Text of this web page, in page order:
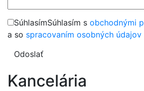
SúhlasímSúhlasím s obchodnými
a so spracovaním osobných údajov
Odoslať
Kancelária